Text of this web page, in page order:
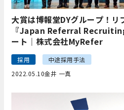
大賞は博報堂DYグループ！リ
『Japan Referral
ート｜株式会社MyRefer
採用
中途採用手法
2022.05.10金井 一真